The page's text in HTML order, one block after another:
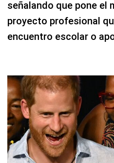
señalando que pone el
proyecto profesional
encuentro escolar o